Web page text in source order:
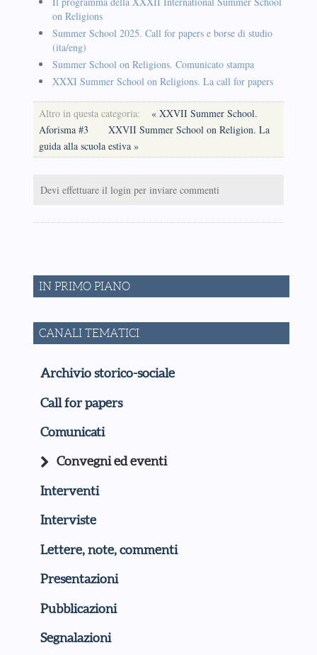
on Religions
Summer School 2025. Call for papers e borse di studio
(ita/eng)
Summer School on Religions. Comunicato stampa
XXXI Summer School on Religions. La call for papers
Altro in questa categoria:
« XXVII Summer School.
Aforisma #3
XXVII Summer School on Religion. La
guida alla scuola estiva »
Devi effettuare il login per inviare commenti
IN PRIMO PIANO
CANALI TEMATICI
Archivio storico-sociale
Call for papers
Comunicati
Convegni ed eventi
Interventi
Interviste
Lettere, note, commenti
Presentazioni
Pubblicazioni
Segnalazioni